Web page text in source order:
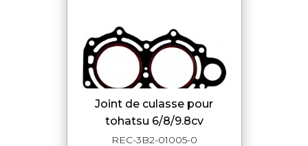
joint de culasse pour
tohatsu 6/8/9.8cv
REC-3B2-01005-0